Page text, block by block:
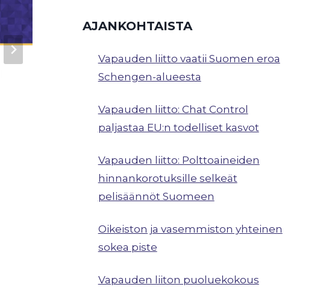
VAPAUDEN LIITON
TIIHOSEN HAASTATTELU
OIKEA MEDIASSA
AJANKOHTAISTA
Vapauden liitto vaatii Suomen eroa
Schengen-alueesta
Vapauden liitto: Chat Control
paljastaa EU:n todelliset kasvot
Vapauden liitto: Polttoaineiden
hinnankorotuksille selkeät
pelisäännöt Suomeen
Oikeiston ja vasemmiston yhteinen
sokea piste
Vapauden liiton puoluekokous